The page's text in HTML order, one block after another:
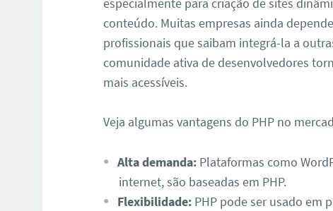
conteúdo. Muitas empresas ainda
profissionais que saibam integrá-la a
comunidade ativa de desenvolvedores
mais acessíveis.
Veja algumas vantagens do PHP no
Alta demanda:Plataformas como
internet, são baseadas em PHP.
Flexibilidade:PHP pode ser usado em